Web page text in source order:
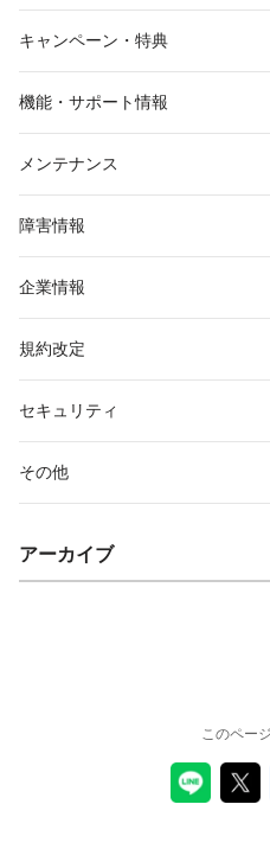
キャンペーン・特典
機能・サポート情報
メンテナンス
障害情報
企業情報
規約改定
セキュリティ
その他
アーカイブ
このペー